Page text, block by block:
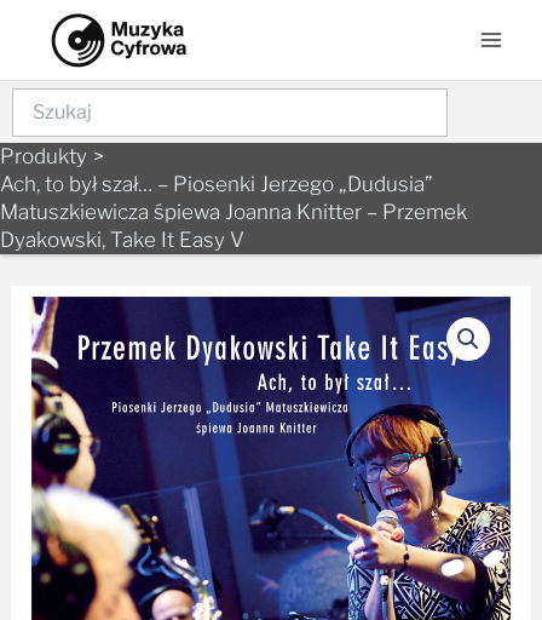
content
Szukaj
Produkty
Ach, to był szał… – Piosenki Jerzego „Dudusia”
Matuszkiewicza śpiewa Joanna Knitter – Przemek
Dyakowski, Take It Easy V
ilość
Ach,
to
był
szał...
-
Piosenki
Jerzego
"Dudusia"
Matuszkiewicza
śpiewa
Joanna
Knitter